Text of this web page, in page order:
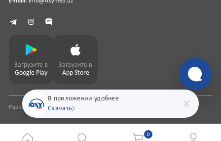
В приложении удобнее
Скачать
Загрузите в
Google Play
Загрузите в
App Store
Разработка сайтаpharmit.uz
0